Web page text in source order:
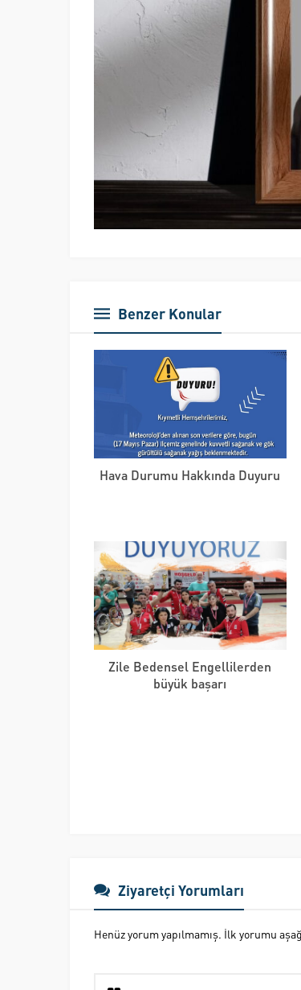
Benzer Konular
Hava Durumu Hakkında Duyuru
Zile Bedensel Engellilerden
büyük başarı
Ziyaretçi Yorumları
Henüz yorum yapılmamış. İlk yorumu